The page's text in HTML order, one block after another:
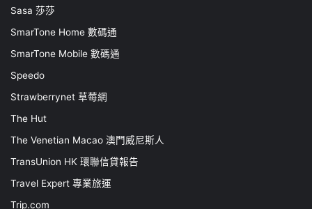
Sasa 莎莎
SmarTone Home 數碼通
SmarTone Mobile 數碼通
Speedo
Strawberrynet 草莓網
The Hut
The Venetian Macao 澳門威尼斯人
TransUnion HK 環聯信貸報告
Travel Expert 專業旅運
Trip.com